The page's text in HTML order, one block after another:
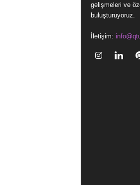
gelişmeleri ve
buluşturuyoruz.
İletişim: